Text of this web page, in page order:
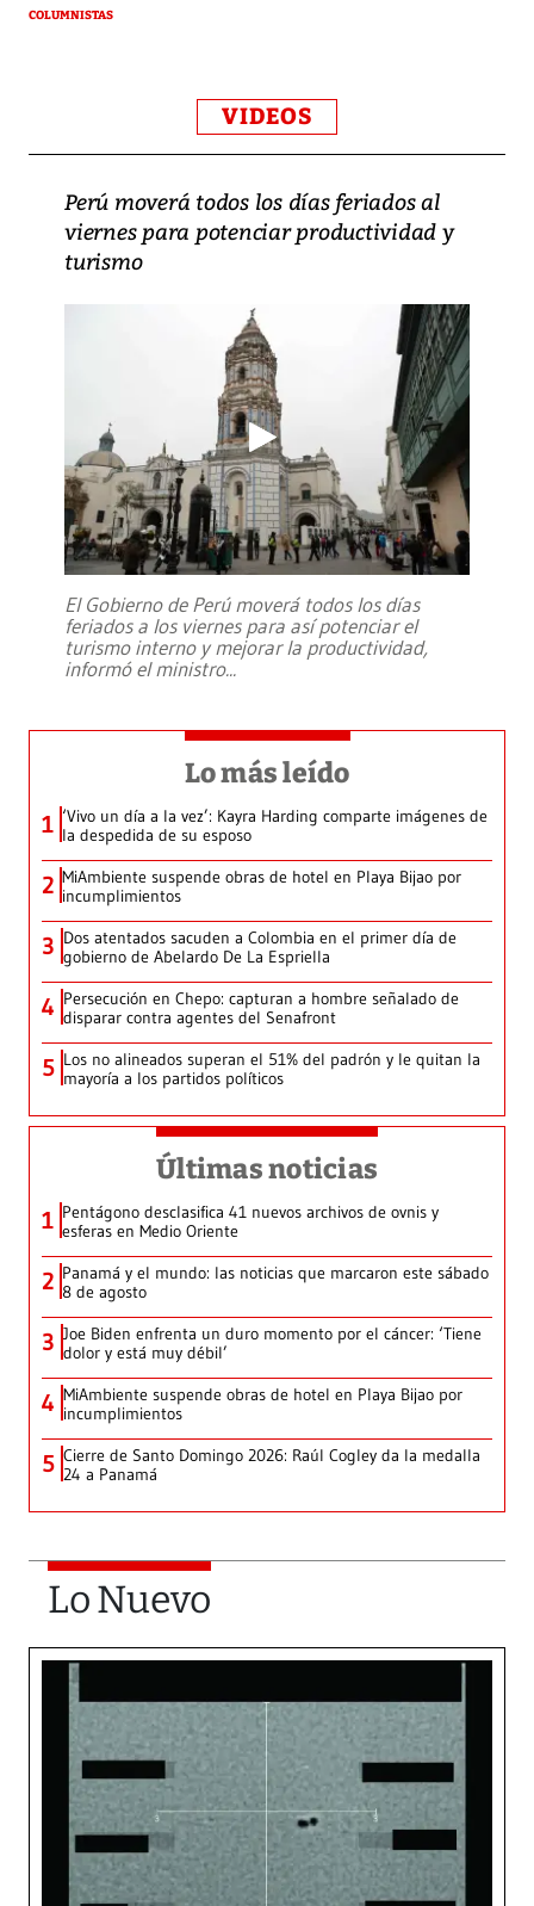
COLUMNISTAS
VIDEOS
Perú moverá todos los días feriados al
viernes para potenciar productividad y
turismo
El Gobierno de Perú moverá todos los días
feriados a los viernes para así potenciar el
turismo interno y mejorar la productividad,
informó el ministro...
Lo más leído
1 ‘Vivo un día a la vez’: Kayra Harding comparte imágenes de
la despedida de su esposo
2 MiAmbiente suspende obras de hotel en Playa Bijao por
incumplimientos
3 Dos atentados sacuden a Colombia en el primer día de
gobierno de Abelardo De La Espriella
4 Persecución en Chepo: capturan a hombre señalado de
disparar contra agentes del Senafront
5 Los no alineados superan el 51% del padrón y le quitan la
mayoría a los partidos políticos
Últimas noticias
1 Pentágono desclasifica 41 nuevos archivos de ovnis y
esferas en Medio Oriente
2 Panamá y el mundo: las noticias que marcaron este sábado
8 de agosto
3 Joe Biden enfrenta un duro momento por el cáncer: ‘Tiene
dolor y está muy débil’
4 MiAmbiente suspende obras de hotel en Playa Bijao por
incumplimientos
5 Cierre de Santo Domingo 2026: Raúl Cogley da la medalla
24 a Panamá
Lo Nuevo